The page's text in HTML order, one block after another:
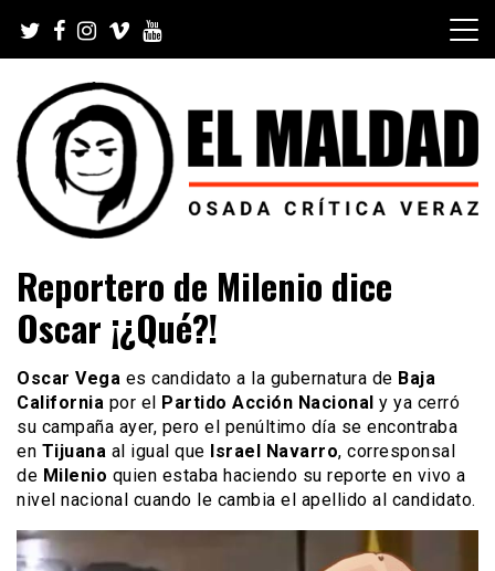
content
El Maldad
Viral y Youtube
Reportero de Milenio dice
Oscar ¡¿Qué?!
Oscar Vega es candidato a la gubernatura de Baja
California por el Partido Acción Nacional y ya cerró
su campaña ayer, pero el penúltimo día se encontraba
en Tijuana al igual que Israel Navarro, corresponsal
de Milenio quien estaba haciendo su reporte en vivo a
nivel nacional cuando le cambia el apellido al candidato.